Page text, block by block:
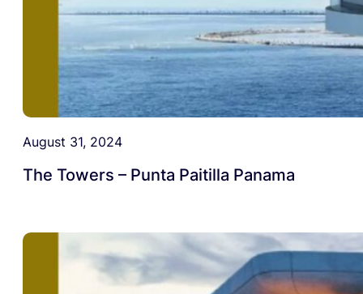
August 31, 2024
The Towers – Punta Paitilla Panama